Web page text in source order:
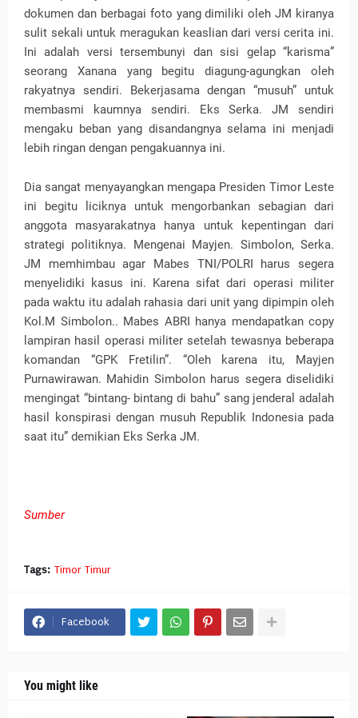
dokumen dan berbagai foto yang dimiliki oleh JM kiranya
sulit sekali untuk meragukan keaslian dari versi cerita ini.
Ini adalah versi tersembunyi dan sisi gelap “karisma”
seorang Xanana yang begitu diagung-agungkan oleh
rakyatnya sendiri. Bekerjasama dengan “musuh” untuk
membasmi kaumnya sendiri. Eks Serka. JM sendiri
mengaku beban yang disandangnya selama ini menjadi
lebih ringan dengan pengakuannya ini.
Dia sangat menyayangkan mengapa Presiden Timor Leste
ini begitu liciknya untuk mengorbankan sebagian dari
anggota masyarakatnya hanya untuk kepentingan dari
strategi politiknya. Mengenai Mayjen. Simbolon, Serka.
JM memhimbau agar Mabes TNI/POLRI harus segera
menyelidiki kasus ini. Karena sifat dari operasi militer
pada waktu itu adalah rahasia dari unit yang dipimpin oleh
Kol.M Simbolon.. Mabes ABRI hanya mendapatkan copy
lampiran hasil operasi militer setelah tewasnya beberapa
komandan “GPK Fretilin”. “Oleh karena itu, Mayjen
Purnawirawan. Mahidin Simbolon harus segera diselidiki
mengingat “bintang- bintang di bahu” sang jenderal adalah
hasil konspirasi dengan musuh Republik Indonesia pada
saat itu” demikian Eks Serka JM.
Sumber
Tags: Timor Timur
Facebook
You might like